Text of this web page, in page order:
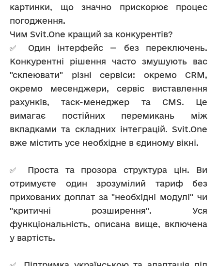
картинки, що значно прискорює процес
погодження.
Чим Svit.One кращий за конкурентів?
✅ Один інтерфейс — без переключень.
Конкурентні рішення часто змушують вас
"склеювати" різні сервіси: окремо CRM,
окремо месенджери, сервіс виставлення
рахунків, таск-менеджер та CMS. Це
вимагає постійних перемикань між
вкладками та складних інтеграцій. Svit.One
вже містить усе необхідне в єдиному вікні.
✅ Проста та прозора структура цін. Ви
отримуєте один зрозумілий тариф без
прихованих доплат за "необхідні модулі" чи
"критичні розширення". Уся
функціональність, описана вище, включена
у вартість.